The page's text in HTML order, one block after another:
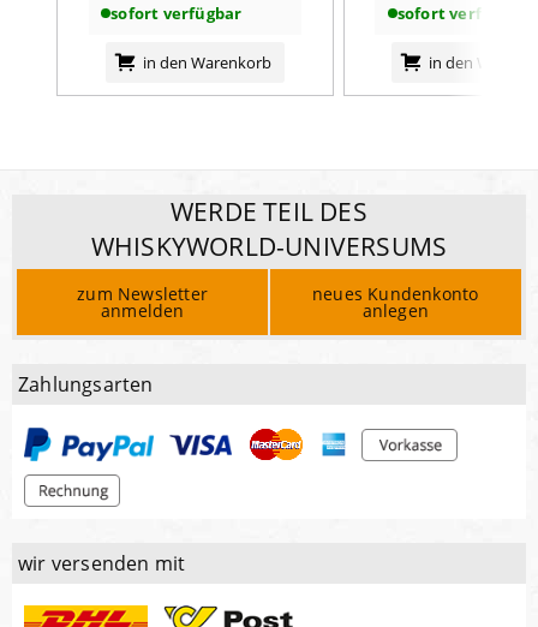
sofort verfügbar
in den Warenkorb
sofort verfügbar
in den
WERDE TEIL DES
WHISKYWORLD-UNIVERSUMS
zum Newsletter
anmelden
neues Kundenkonto
anlegen
Zahlungsarten
wir versenden mit